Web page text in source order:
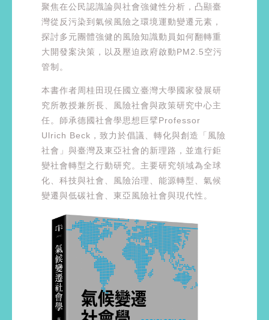
聚焦在公民認識論與社會強健性分析，凸顯臺
灣從反污染到氣候風險之環境運動變遷元素，
探討多元團體強健的風險知識動員如何翻轉重
大開發案決策，以及壓迫政府啟動PM2.5空污
管制。
本書作者周桂田現任國立臺灣大學國家發展研
究所教授兼所長、風險社會與政策研究中心主
任。師承德國社會學思想巨擘Professor
Ulrich Beck，致力於倡議、轉化與創造「風險
社會」與臺灣及東亞社會的新理路，並進行鉅
變社會轉型之行動研究。主要研究領域為全球
化、科技與社會、風險治理、能源轉型、氣候
變遷與低碳社會、東亞風險社會與現代性。